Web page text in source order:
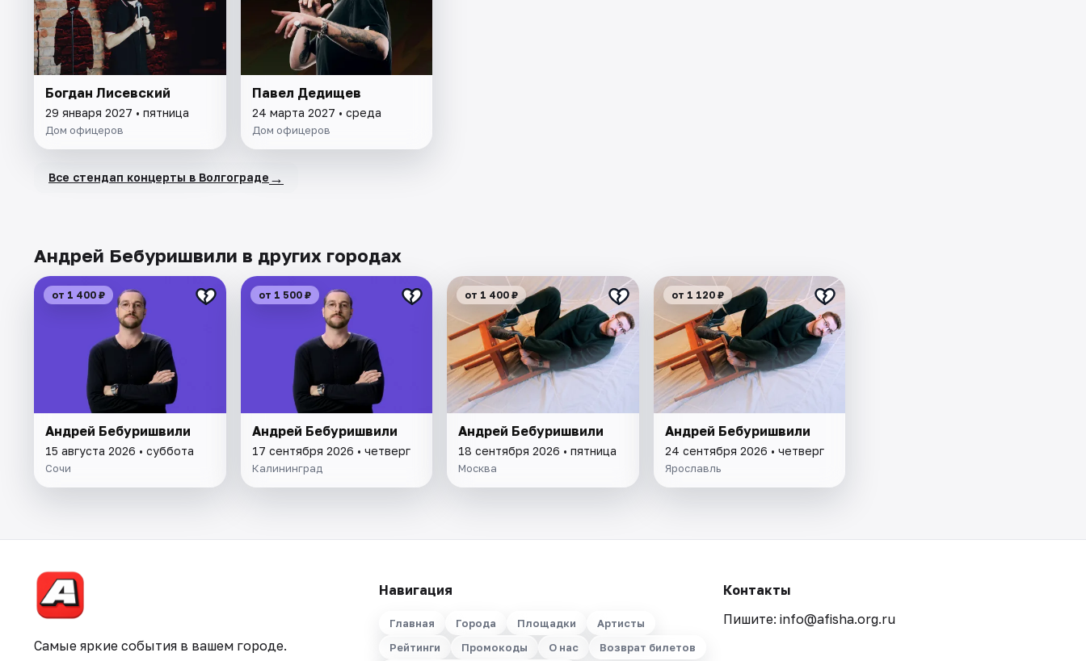
Богдан Лисевский
29 января 2027 • пятница
Дом офицеров
Павел Дедищев
24 марта 2027 • среда
Дом офицеров
Все стендап концерты в Волгограде →
Андрей Бебуришвили в других городах
от 1 400 ₽
Андрей Бебуришвили
15 августа 2026 • суббота
Сочи
от 1 500 ₽
Андрей Бебуришвили
17 сентября 2026 • четверг
Калининград
от 1 400 ₽
Андрей Бебуришвили
18 сентября 2026 • пятница
Москва
от 1 120 ₽
Андрей Бебуришвили
24 сентября 2026 • четверг
Ярославль
Самые яркие события в вашем городе.
Навигация
Главная Города Площадки
Артисты
Рейтинги
Промокоды О нас Возврат билетов
Контакты
Пишите: info@afisha.org.ru